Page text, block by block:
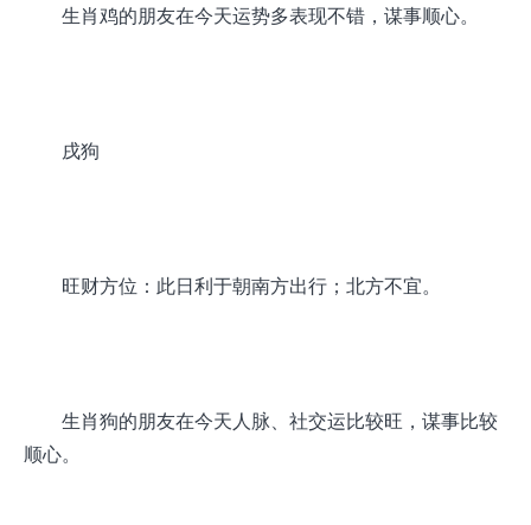
生肖鸡的朋友在今天运势多表现不错，谋事顺心。
戌狗
旺财方位：此日利于朝南方出行；北方不宜。
生肖狗的朋友在今天人脉、社交运比较旺，谋事比较
顺心。